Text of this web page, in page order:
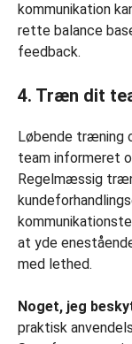
kommunikation
rette balance
feedback.
4. Træn dit
Løbende træning
team informeret
Regelmæssig
at yde
med lethed.
Noget, jeg
praktisk